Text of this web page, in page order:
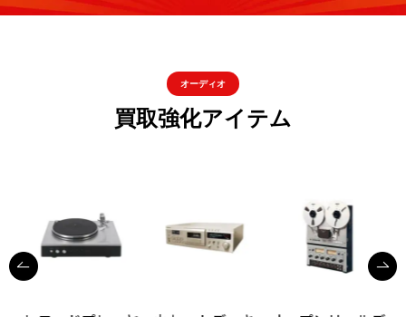
オーディオ
買取強化アイテム